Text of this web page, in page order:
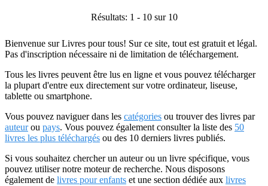
Résultats: 1 - 10 sur 10
Bienvenue sur Livres pour tous! Sur ce site, tout est gratuit et légal.
Pas d'inscription nécessaire ni de limitation de téléchargement.
Tous les livres peuvent être lus en ligne et vous pouvez télécharger
la plupart d'entre eux directement sur votre ordinateur, liseuse,
tablette ou smartphone.
Vous pouvez naviguer dans les catégories ou trouver des livres par
auteurou pays. Vous pouvez également consulter la liste des 50
livres les plus téléchargés ou des 10 derniers livres publiés.
Si vous souhaitez chercher un auteur ou un livre spécifique, vous
pouvez utiliser notre moteur de recherche. Nous disposons
également de livres pour enfants et une section dédiée aux livres